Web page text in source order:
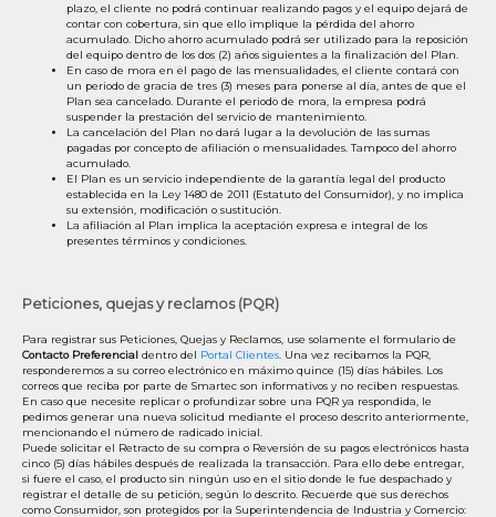
plazo, el cliente no podrá continuar realizando pagos y el equipo dejará de
contar con cobertura, sin que ello implique la pérdida del ahorro
acumulado. Dicho ahorro acumulado podrá ser utilizado para la reposición
del equipo dentro de los dos (2) años siguientes a la finalización del Plan.
En caso de mora en el pago de las mensualidades, el cliente contará con
un periodo de gracia de tres (3) meses para ponerse al día, antes de que el
Plan sea cancelado. Durante el periodo de mora, la empresa podrá
suspender la prestación del servicio de mantenimiento.
La cancelación del Plan no dará lugar a la devolución de las sumas
pagadas por concepto de afiliación o mensualidades. Tampoco del ahorro
acumulado.
El Plan es un servicio independiente de la garantía legal del producto
establecida en la Ley 1480 de 2011 (Estatuto del Consumidor), y no implica
su extensión, modificación o sustitución.
La afiliación al Plan implica la aceptación expresa e integral de los
presentes términos y condiciones.
Peticiones, quejas y reclamos (PQR)
Para registrar sus Peticiones, Quejas y Reclamos, use solamente el formulario de
Contacto Preferencial dentro del Portal Clientes . Una vez recibamos la PQR,
responderemos a su correo electrónico en máximo quince (15) días hábiles. Los
correos que reciba por parte de Smartec son informativos y no reciben respuestas.
En caso que necesite replicar o profundizar sobre una PQR ya respondida, le
pedimos generar una nueva solicitud mediante el proceso descrito anteriormente,
mencionando el número de radicado inicial.
Puede solicitar el Retracto de su compra o Reversión de su pagos electrónicos hasta
cinco (5) días hábiles después de realizada la transacción. Para ello debe entregar,
si fuere el caso, el producto sin ningún uso en el sitio donde le fue despachado y
registrar el detalle de su petición, según lo descrito. Recuerde que sus derechos
como Consumidor, son protegidos por la Superintendencia de Industria y Comercio: